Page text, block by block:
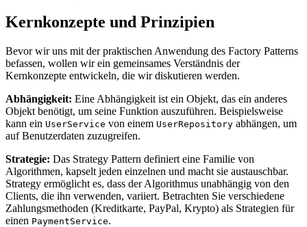
Kernkonzepte und Prinzipien
Bevor wir uns mit der praktischen Anwendung des Factory Patterns
befassen, wollen wir ein gemeinsames Verständnis der
Kernkonzepte entwickeln, die wir diskutieren werden.
Abhängigkeit: Eine Abhängigkeit ist ein Objekt, das ein anderes
Objekt benötigt, um seine Funktion auszuführen. Beispielsweise
kann ein UserService von einem UserRepository abhängen, um
auf Benutzerdaten zuzugreifen.
Strategie: Das Strategy Pattern definiert eine Familie von
Algorithmen, kapselt jeden einzelnen und macht sie austauschbar.
Strategy ermöglicht es, dass der Algorithmus unabhängig von den
Clients, die ihn verwenden, variiert. Betrachten Sie verschiedene
Zahlungsmethoden (Kreditkarte, PayPal, Krypto) als Strategien für
einen PaymentService.